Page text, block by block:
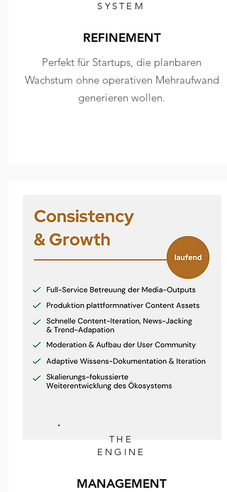
SYSTEM
REFINEMENT
Perfekt für Startups, die planbaren
Wachstum ohne operativen Mehraufwand
generieren wollen.
THE
ENGINE
MANAGEMENT